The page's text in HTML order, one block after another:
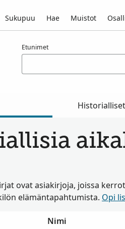
Sukupuu Hae Muistot
Etunimet
ovat asiakirjoja, joissa
elämäntapahtumista. Opi
Nimi